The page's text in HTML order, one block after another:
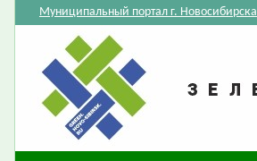
Муниципальный портал г. Новосибирска